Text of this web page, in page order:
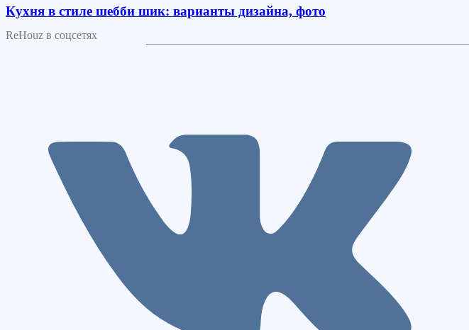
Кухня в стиле шебби шик: варианты дизайна, фото
ReHouz в соцсетях